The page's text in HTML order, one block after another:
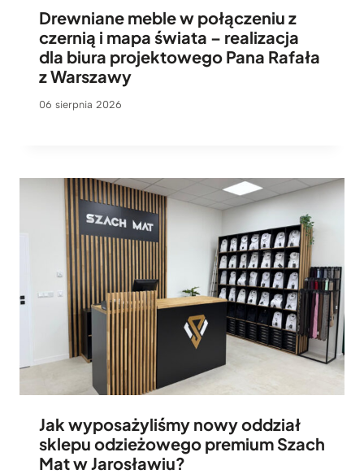
Drewniane meble w połączeniu z
czernią i mapa świata – realizacja
dla biura projektowego Pana Rafała
z Warszawy
06 sierpnia 2026
Jak wyposażyliśmy nowy oddział
sklepu odzieżowego premium Szach
Mat w Jarosławiu?